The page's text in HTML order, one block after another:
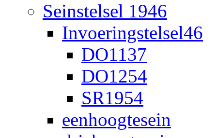
Seinstelsel 1946
Invoeringstelsel46
DO1137
DO1254
SR1954
eenhoogtesein